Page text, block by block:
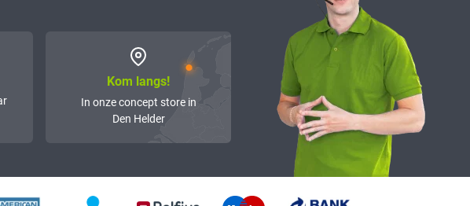
Kom langs!
In onze concept store in
Den Helder